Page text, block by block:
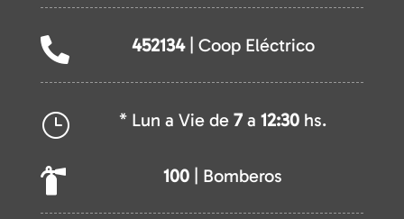
 452134| Coop Eléctrico
} * Lun a Vie de7 a12:30 hs.
 100 | Bomberos